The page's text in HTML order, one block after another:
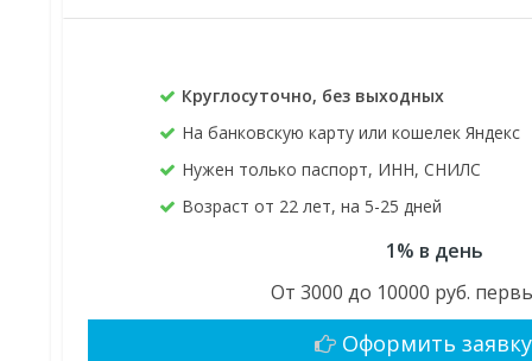
Круглосуточно, без выходных
На банковскую карту или кошелек Яндекс
Нужен только паспорт, ИНН, СНИЛС
Возраст от 22 лет, на 5-25 дней
1% в день
От 3000 до 10000 руб.
Оформить заявку